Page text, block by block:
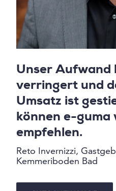
Unser Aufwand
verringert und
Umsatz ist
können e-guma
empfehlen.
Reto Invernizzi,
Kemmeriboden Bad